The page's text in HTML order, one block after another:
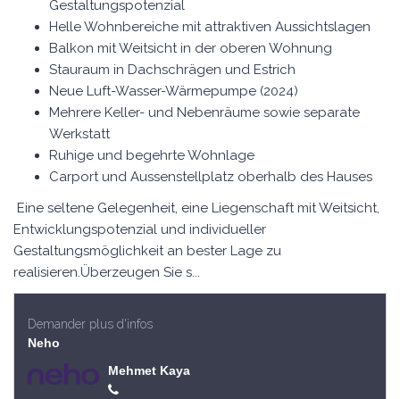
Gestaltungspotenzial
Helle Wohnbereiche mit attraktiven Aussichtslagen
Balkon mit Weitsicht in der oberen Wohnung
Stauraum in Dachschrägen und Estrich
Neue Luft-Wasser-Wärmepumpe (2024)
Mehrere Keller- und Nebenräume sowie separate
Werkstatt
Ruhige und begehrte Wohnlage
Carport und Aussenstellplatz oberhalb des Hauses
Eine seltene Gelegenheit, eine Liegenschaft mit Weitsicht,
Entwicklungspotenzial und individueller
Gestaltungsmöglichkeit an bester Lage zu
realisieren.Überzeugen Sie s...
Demander plus d'infos
Neho
Mehmet Kaya